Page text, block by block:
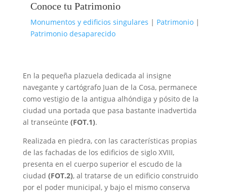
Conoce tu Patrimonio
Monumentos y edificios singulares | Patrimonio|
Patrimonio desaparecido
En la pequeña plazuela dedicada al insigne
navegante y cartógrafo Juan de la Cosa, permanece
como vestigio de la antigua alhóndiga y pósito de la
ciudad una portada que pasa bastante inadvertida
al transeúnte (FOT.1).
Realizada en piedra, con las características propias
de las fachadas de los edificios de siglo XVIII,
presenta en el cuerpo superior el escudo de la
ciudad (FOT.2), al tratarse de un edificio construido
por el poder municipal, y bajo el mismo conserva